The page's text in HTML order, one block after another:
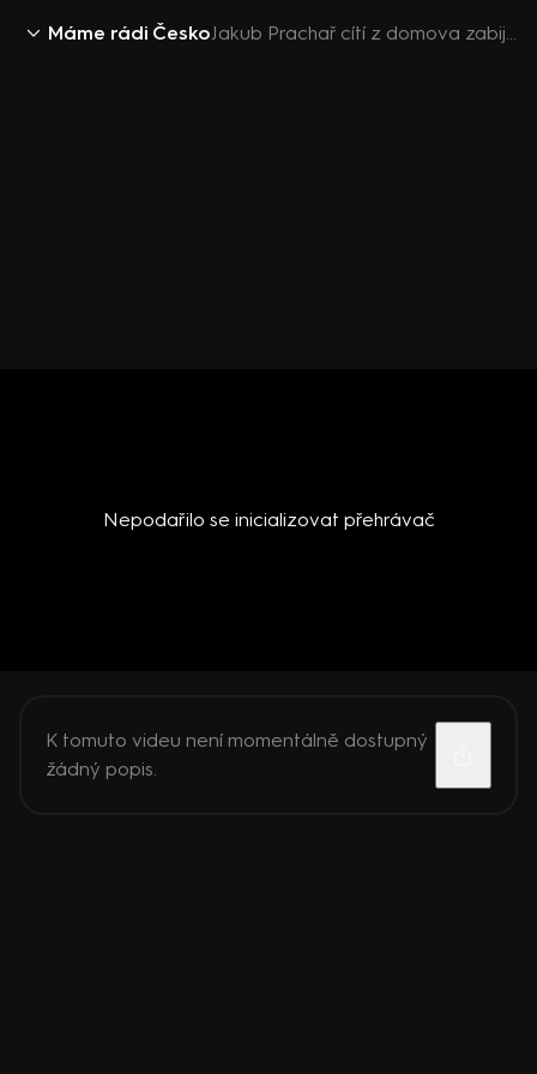
Máme rádi Česko Jakub Prachař cítí z domova zabijačku i po letech – Máme rádi Česko (S18E11)
Nepodařilo se inicializovat přehrávač
K tomuto videu není momentálně dostupný
žádný popis.